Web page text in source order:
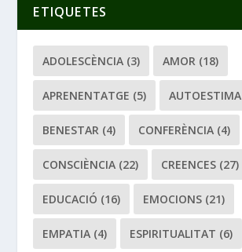
ETIQUETES
ADOLESCÈNCIA (3) AMOR (18)
APRENENTATGE (5) AUTOESTIMA
BENESTAR (4) CONFERÈNCIA (4)
CONSCIÈNCIA (22) CREENCES (27)
EDUCACIÓ (16) EMOCIONS (21)
EMPATIA (4) ESPIRITUALITAT (6)